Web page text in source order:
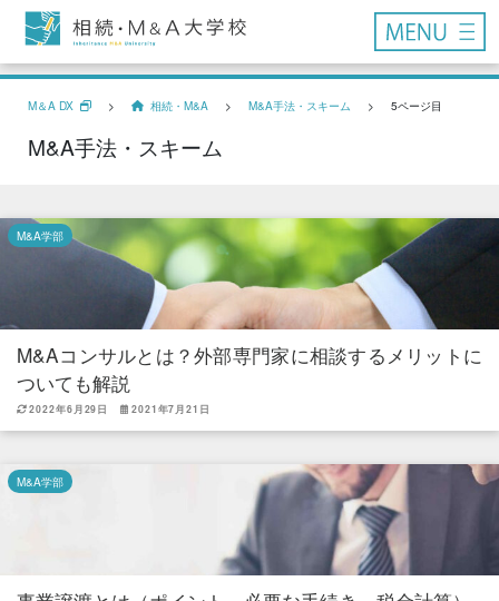
M＆A DX > 相続・M&A >M&A手法・スキーム >5ページ目
M&A手法・スキーム
M&A学部
M&Aコンサルとは？外部専門家に相談するメリットに
ついても解説
2022年6月29日 2021年7月21日
M&A学部